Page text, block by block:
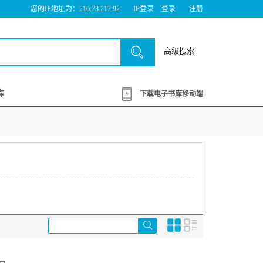
您的IP地址为：216.73.217.92 IP登录 登录 注册
高级搜索
下载电子书库移动端